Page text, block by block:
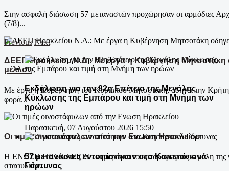
Στην ασφαλή διάσωση 57 μεταναστών προχώρησαν οι αρμόδιες
(7/8)...
ΔΕΕΠ Ηρακλείου Ν.Δ.: Με έργα η Κυβέρνηση Μητσοτάκη
μέλλον
Με έργα η Κυβέρνηση του Κυριάκου Μητσοτάκη, οδηγεί την Κρήτη
φορά...
Οι τιμές οινοστάφυλων από την Ενωση Ηρακλείου
Η ΕΝΩΣΗ ΗΡΑΚΛΕΙΟΥ ενημερώνει τους παραγωγούς – μέλη της για
σταφυλιών...
Previous Next
Εκδήλωση για την 82η Επέτειο της Μεγάλης
Κύκλωσης της Εμπάρου και τιμή στη Μνήμη των
ηρώων
Παρασκευή, 07 Αυγούστου 2026 15:50
57 μετανάστες εντοπίστηκαν στα Καπετανιανά
Γόρτυνας